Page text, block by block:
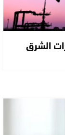
الشرق